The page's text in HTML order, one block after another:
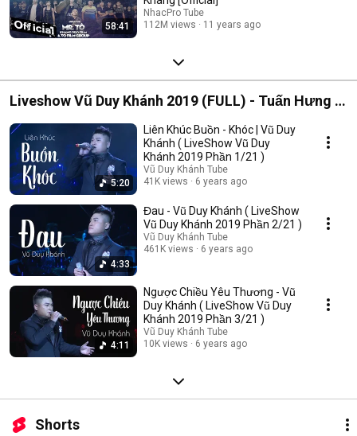
58:41
NhacPro Tube
112M views
11 years ago
Liveshow Vũ Duy Khánh 2019 (FULL) - Tuấn Hưng ,
Đạt G , Dương Hoàng Yến
5:20
Liên Khúc Buồn - Khóc | Vũ Duy
Khánh ( LiveShow Vũ Duy
Khánh 2019 Phần 1/21 )
Vũ Duy Khánh Tube
41K views
6 years ago
4:33
Đau - Vũ Duy Khánh ( LiveShow
Vũ Duy Khánh 2019 Phần 2/21 )
Vũ Duy Khánh Tube
461K views
6 years ago
4:11
Ngược Chiều Yêu Thương - Vũ
Duy Khánh ( LiveShow Vũ Duy
Khánh 2019 Phần 3/21 )
Vũ Duy Khánh Tube
10K views
6 years ago
Shorts